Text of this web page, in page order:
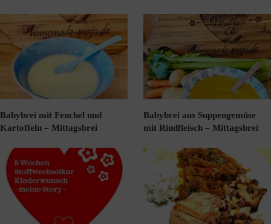
Babybrei mit Fenchel und
Kartoffeln – Mittagsbrei
Babybrei aus Suppengemüse
mit Rindfleisch – Mittagsbrei